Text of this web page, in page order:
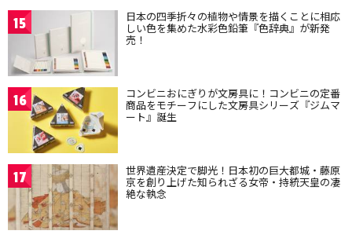
15 日本の四季折々の植物や情景を描くことに相応
しい色を集めた水彩色鉛筆『色辞典』が新発
売！
16 コンビニおにぎりが文房具に！コンビニの定番
商品をモチーフにした文房具シリーズ『ジムマ
ート』誕生
17 世界遺産決定で脚光！日本初の巨大都城・藤原
京を創り上げた知られざる女帝・持統天皇の凄
絶な執念